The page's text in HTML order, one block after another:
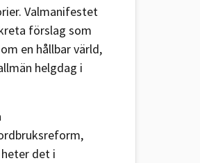
Valmanifestet
förslag som
om en hållbar värld,
helgdag i
det i